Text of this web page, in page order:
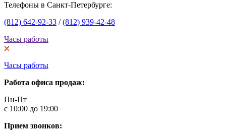
Телефоны в Санкт-Петербурге:
(812) 642-92-33 /(812) 939-42-48
Часы работы
Часы работы
Работа офиса продаж:
Пн-Пт
с 10:00 до 19:00
Прием звонков: